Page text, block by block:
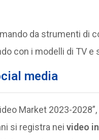
da strumenti di
con i modelli di TV e
media
Market 2023-
si registra nei video